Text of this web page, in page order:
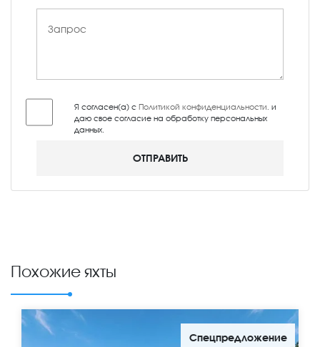
Я согласен(а) с Политикой конфиденциальности , и
даю свое согласие на обработку персональных
данных.
ОТПРАВИТЬ
Похожие яхты
Спецпредложение